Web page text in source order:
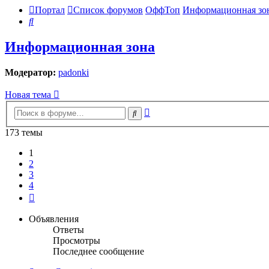
Портал Список форумов ОффТоп Информационная
Поиск
Информационная зона
Модератор: padonki
Новая тема
Поиск
173 темы
1
2
3
4
Объявления
Ответы
Просмотры
Последнее сообщение